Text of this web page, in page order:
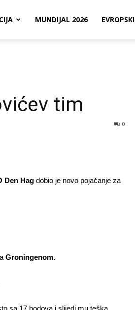
MUNDIJAL 2026 EVROPSKI
tim
0
Den Hag dobio je novo pojačanje za
Groningenom.
sa 17 bodova i slijedi mu teška